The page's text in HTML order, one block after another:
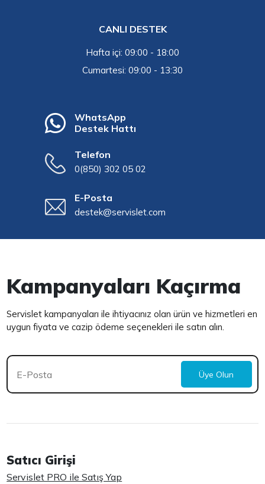
CANLI DESTEK
Hafta içi: 09:00 - 18:00
Cumartesi: 09:00 - 13:30
WhatsApp
Destek Hattı
Telefon
0(850) 302 05 02
E-Posta
destek@servislet.com
Kampanyaları Kaçırma
Servislet kampanyaları ile ihtiyacınız olan ürün ve hizmetleri en
uygun fiyata ve cazip ödeme seçenekleri ile satın alın.
Üye Olun
Satıcı Girişi
Servislet PRO ile Satış Yap